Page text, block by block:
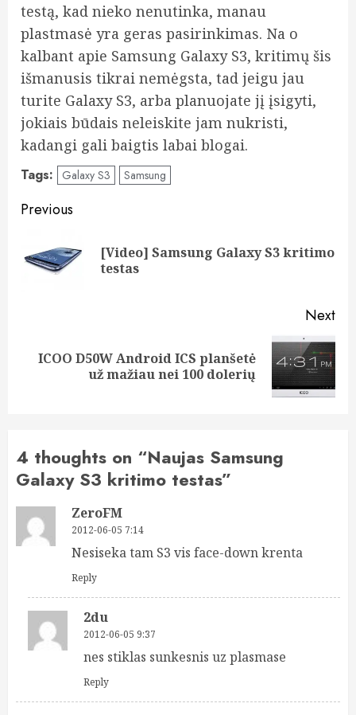
testą, kad nieko nenutinka, manau
plastmasė yra geras pasirinkimas. Na o
kalbant apie Samsung Galaxy S3, kritimų šis
išmanusis tikrai nemėgsta, tad jeigu jau
turite Galaxy S3, arba planuojate jį įsigyti,
jokiais būdais neleiskite jam nukristi,
kadangi gali baigtis labai blogai.
Tags: Galaxy S3 Samsung
Post
navigation
Previous
[Video] Samsung Galaxy S3 kritimo
testas
Next
Next
ICOO D50W Android ICS planšetė
už mažiau nei 100 dolerių
4 thoughts on “Naujas Samsung
Galaxy S3 kritimo testas”
ZeroFM
2012-06-05 7:14
Nesiseka tam S3 vis face-down krenta
Reply
2du
2012-06-05 9:37
nes stiklas sunkesnis uz plasmase
Reply